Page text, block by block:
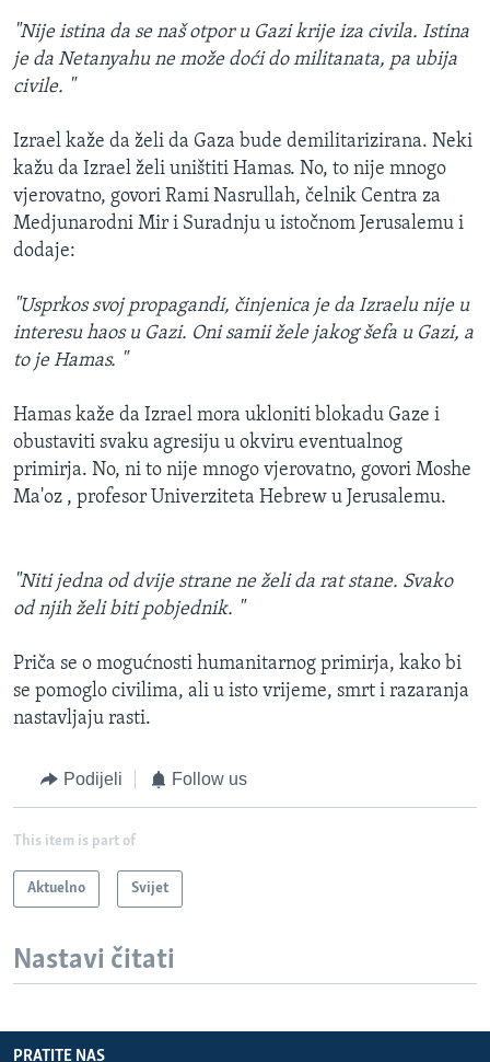
"Nije istina da se naš otpor u Gazi krije iza civila. Istina
je da Netanyahu ne može doći do militanata, pa ubija
civile. "
Izrael kaže da želi da Gaza bude demilitarizirana. Neki
kažu da Izrael želi uništiti Hamas. No, to nije mnogo
vjerovatno, govori Rami Nasrullah, čelnik Centra za
Medjunarodni Mir i Suradnju u istočnom Jerusalemu i
dodaje:
"Usprkos svoj propagandi, činjenica je da Izraelu nije u
interesu haos u Gazi. Oni samii žele jakog šefa u Gazi, a
to je Hamas. "
Hamas kaže da Izrael mora ukloniti blokadu Gaze i
obustaviti svaku agresiju u okviru eventualnog
primirja. No, ni to nije mnogo vjerovatno, govori Moshe
Ma'oz , profesor Univerziteta Hebrew u Jerusalemu.
"Niti jedna od dvije strane ne želi da rat stane. Svako
od njih želi biti pobjednik. "
Priča se o mogućnosti humanitarnog primirja, kako bi
se pomoglo civilima, ali u isto vrijeme, smrt i razaranja
nastavljaju rasti.
Podijeli Follow us
This item is part of
Aktuelno Svijet
Nastavi čitati
PRATITE NAS